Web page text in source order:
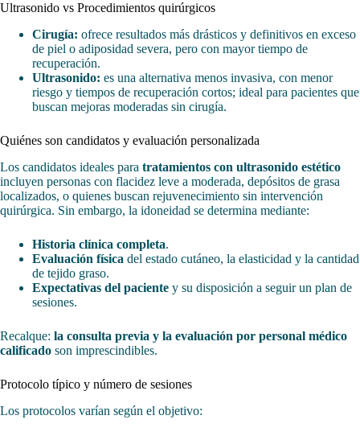
Ultrasonido vs Procedimientos quirúrgicos
Cirugía: ofrece resultados más drásticos y definitivos en exceso
de piel o adiposidad severa, pero con mayor tiempo de
recuperación.
Ultrasonido: es una alternativa menos invasiva, con menor
riesgo y tiempos de recuperación cortos; ideal para pacientes que
buscan mejoras moderadas sin cirugía.
Quiénes son candidatos y evaluación personalizada
Los candidatos ideales para tratamientos con ultrasonido estético
incluyen personas con flacidez leve a moderada, depósitos de grasa
localizados, o quienes buscan rejuvenecimiento sin intervención
quirúrgica. Sin embargo, la idoneidad se determina mediante:
Historia clínica completa.
Evaluación física del estado cutáneo, la elasticidad y la cantidad
de tejido graso.
Expectativas del paciente y su disposición a seguir un plan de
sesiones.
Recalque: la consulta previa y la evaluación por personal médico
calificado son imprescindibles.
Protocolo típico y número de sesiones
Los protocolos varían según el objetivo: